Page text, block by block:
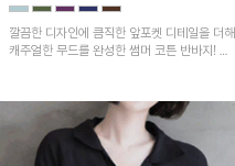
깔끔한 디자인에 큼직한 앞포켓 디테일을 더해
캐주얼한 무드를 완성한 썸머 코튼 반바지! 허
일리 하게 활용하기 좋아요~